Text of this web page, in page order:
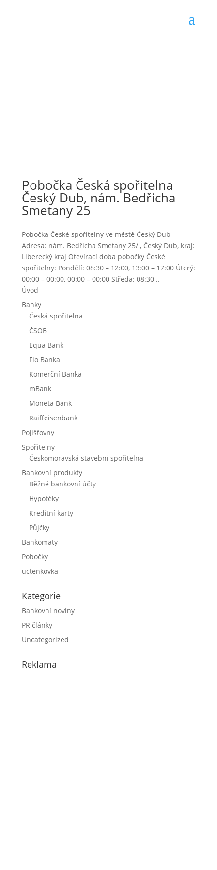
Pobočka Česká spořitelna
Český Dub, nám. Bedřicha
Smetany 25
Pobočka České spořitelny ve městě Český Dub
Adresa: nám. Bedřicha Smetany 25/ , Český Dub, kraj:
Liberecký kraj Otevírací doba pobočky České
spořitelny: Pondělí: 08:30 – 12:00, 13:00 – 17:00 Úterý:
00:00 – 00:00, 00:00 – 00:00 Středa: 08:30...
Úvod
Banky
Česká spořitelna
ČSOB
Equa Bank
Fio Banka
Komerční Banka
mBank
Moneta Bank
Raiffeisenbank
Pojišťovny
Spořitelny
Českomoravská stavební spořitelna
Bankovní produkty
Běžné bankovní účty
Hypotéky
Kreditní karty
Půjčky
Bankomaty
Pobočky
účtenkovka
Kategorie
Bankovní noviny
PR články
Uncategorized
Reklama